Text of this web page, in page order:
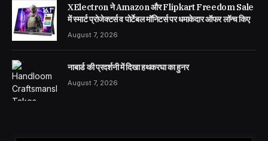
XElectron ने Amazon और Flipkart Freedom Sale
में स्मार्ट प्रोजेक्टर्स व पोर्टेबल मॉनिटर्स पर धमाकेदार ऑफर लॉन्च किए
August 7, 2026
नाबार्ड की प्रदर्शनी में दिखा हथकरघा का हुनर
August 7, 2026